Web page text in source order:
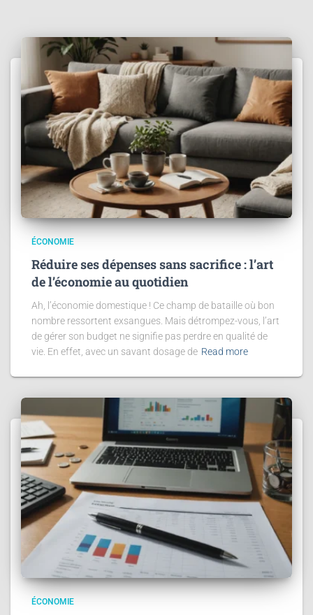
ÉCONOMIE
Réduire ses dépenses sans sacrifice : l’art
de l’économie au quotidien
Ah, l’économie domestique ! Ce champ de bataille où bon
nombre ressortent exsangues. Mais détrompez-vous, l’art
de gérer son budget ne signifie pas perdre en qualité de
vie. En effet, avec un savant dosage de Read more
ÉCONOMIE